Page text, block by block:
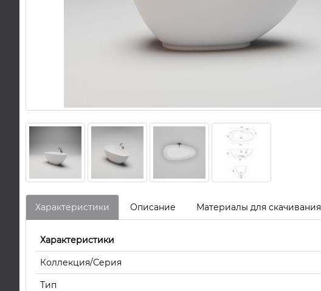
Характеристики Описание Материалы для скачивания
Характеристики
Коллекция/Серия
Тип